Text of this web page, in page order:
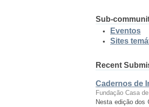
Sub-
Eventos
Sites
Recent
Cadernos de
Fundação Casa
Nesta edição dos